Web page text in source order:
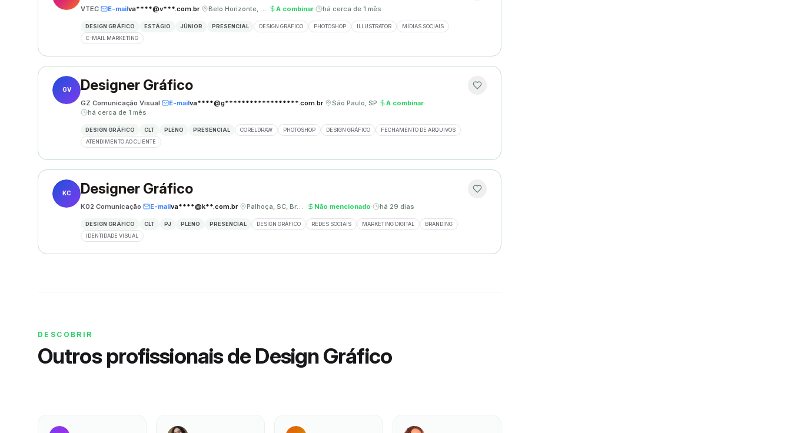
VTEC· E-mailva****@v***.com.br· · A combinar· há cerca de 1 mês
DESIGN GRÁFICO ESTÁGIO JÚNIOR PRESENCIAL DESIGN GRÁFICO PHOTOSHOP ILLUSTRATOR
MÍDIAS SOCIAIS
E-MAIL MARKETING
GV Designer Gráfico
GZ Comunicação Visual· E-mailva****@g******************.com.br· São Paulo, SP· A combinar·
há cerca de 1 mês
DESIGN GRÁFICO CLT PLENO PRESENCIAL CORELDRAW PHOTOSHOP DESIGN GRÁFICO
FECHAMENTO DE ARQUIVOS
ATENDIMENTO AO CLIENTE
KC Designer Gráfico
K02 Comunicação· E-mailva****@k**.com.br· · Não mencionado· há 29 dias
DESIGN GRÁFICO CLT PJ PLENO PRESENCIAL DESIGN GRÁFICO REDES SOCIAIS MARKETING DIGITAL
BRANDING
IDENTIDADE VISUAL
DESCOBRIR
Outros profissionais de Design Gráfico